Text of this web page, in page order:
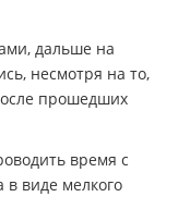
дальше на
несмотря на то,
прошедших
время с
в виде мелкого